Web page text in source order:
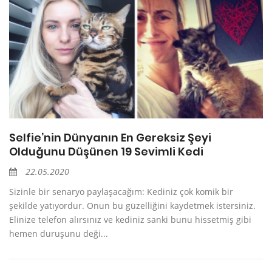
Selfie’nin Dünyanın En Gereksiz Şeyi
Olduğunu Düşünen 19 Sevimli Kedi
22.05.2020
Sizinle bir senaryo paylaşacağım: Kediniz çok komik bir
şekilde yatıyordur. Onun bu güzelliğini kaydetmek istersiniz.
Elinize telefon alırsınız ve kediniz sanki bunu hissetmiş gibi
hemen duruşunu deği...